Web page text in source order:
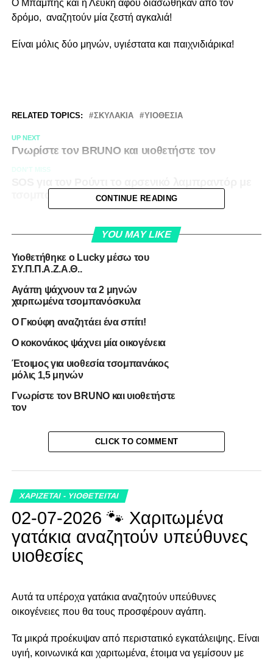
Ο Μπάμπης και η Λευκή αφού διασώθηκαν από τον
δρόμο, αναζητούν μία ζεστή αγκαλιά!
Είναι μόλις δύο μηνών, υγιέστατα και παιχνιδιάρικα!
RELATED TOPICS: ΣΚΥΛΑΚΙΑ ΥΙΟΘΕΣΙΑ
UP NEXT
Γνωρίστε τον BRUNO και υιοθετήστε τον
DON'T MISS
CONTINUE READING
YOU MAY LIKE
Υιοθετήθηκε ο Lucky μέσω του
ΣΥ.Π.Π.Α.Ζ.Α.Θ..
Αγάπη ψάχνουν τα 2 μηνών
χαριτωμένα τσομπανόσκυλα
Ο Γκούφη αναζητάει ένα σπίτι!
Ο κοκονάκος ψάχνει μία οικογένεια
Έτοιμος για υιοθεσία τσομπανάκος
μόλις 1,5 μηνών
Γνωρίστε τον BRUNO και υιοθετήστε
τον
CLICK TO COMMENT
ΧΑΡΙΖΕΤΑΙ - ΥΙΟΘΕΤΕΙΤΑΙ
02-07-2026 🐾 Χαριτωμένα
γατάκια αναζητούν υπεύθυνες
υιοθεσίες
Αυτά τα υπέροχα γατάκια αναζητούν υπεύθυνες
οικογένειες που θα τους προσφέρουν αγάπη.
Τα μικρά προέκυψαν από περιστατικό εγκατάλειψης. Είναι
υγιή, κοινωνικά και χαριτωμένα, έτοιμα να γεμίσουν με